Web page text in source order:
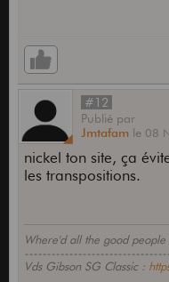
#12
Publié par
Jmtafam le 08
nickel ton site, ça
les transpositions.
Where'd all the good people
Vds Gibson SG Classic :